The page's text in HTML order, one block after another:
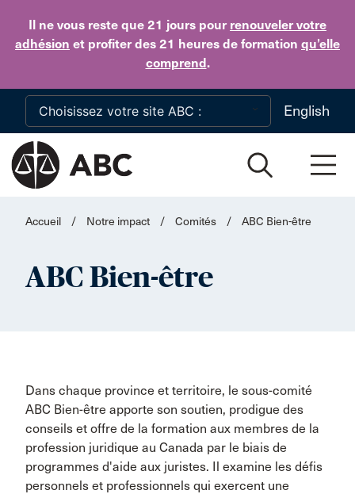
Il ne vous reste que 21 jours pour renouveler votre
adhésion et profiter des 21 heures de formation qu’elle
comprend.
Skip to main content
English
Accueil / Notre impact / Comités / ABC Bien-être
ABC Bien-être
Dans chaque province et territoire, le sous-comité
ABC Bien-être apporte son soutien, prodigue des
conseils et offre de la formation aux membres de la
profession juridique au Canada par le biais de
programmes d'aide aux juristes. Il examine les défis
personnels et professionnels qui exercent une